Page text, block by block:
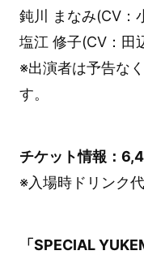
鈍川 まなみ(CV：
塩江 修子(CV：田
※出演者は予告な
す。
チケット情報：
※入場時ドリンク
「SPECIAL